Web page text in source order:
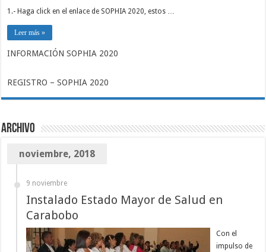
1.- Haga click en el enlace de SOPHIA 2020, estos …
Leer más »
INFORMACIÓN SOPHIA 2020
REGISTRO – SOPHIA 2020
Archivo
noviembre, 2018
9 noviembre
Instalado Estado Mayor de Salud en
Carabobo
Con el
impulso de